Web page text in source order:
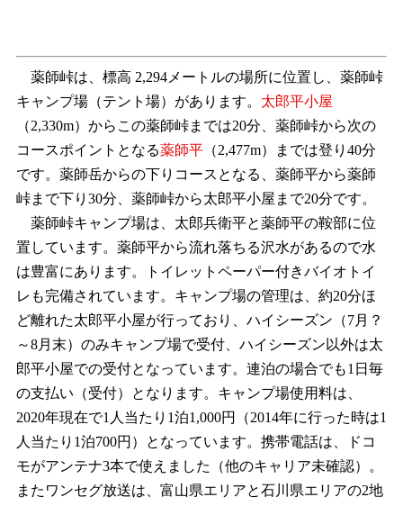
薬師峠は、標高 2,294メートルの場所に位置し、薬師峠
キャンプ場（テント場）があります。 太郎平小屋
（2,330m）からこの薬師峠までは20分、薬師峠から次の
コースポイントとなる薬師平 （2,477m）までは登り40分
です。薬師岳からの下りコースとなる、薬師平から薬師
峠まで下り30分、薬師峠から太郎平小屋まで20分です。
薬師峠キャンプ場は、太郎兵衛平と薬師平の鞍部に位
置しています。薬師平から流れ落ちる沢水があるので水
は豊富にあります。トイレットペーパー付きバイオトイ
レも完備されています。キャンプ場の管理は、約20分ほ
ど離れた太郎平小屋が行っており、ハイシーズン（7月？
～8月末）のみキャンプ場で受付、ハイシーズン以外は太
郎平小屋での受付となっています。連泊の場合でも1日毎
の支払い（受付）となります。キャンプ場使用料は、
2020年現在で1人当たり1泊1,000円（2014年に行った時は1
人当たり1泊700円）となっています。携帯電話は、ドコ
モがアンテナ3本で使えました（他のキャリア未確認）。
またワンセグ放送は、富山県エリアと石川県エリアの2地